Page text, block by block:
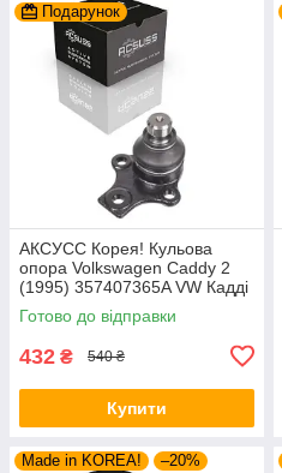
Подарунок
AКСУСС Корея! Кульова
опора Volkswagen Caddy 2
(1995) 357407365A VW Кадді
2. Aксусс Корея - Оригинал!
Готово до відправки
432 ₴ 540 ₴
Купити
Made in KOREA!
–20%